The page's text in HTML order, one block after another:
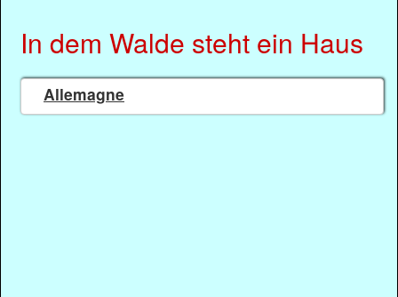
In dem Walde steht ein Haus
Allemagne